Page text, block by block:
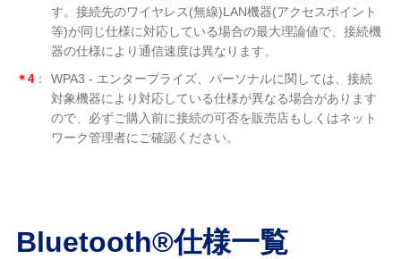
す。接続先のワイヤレス(無線)LAN機器(アクセスポイント
等)が同じ仕様に対応している場合の最大理論値で、接続機
器の仕様により通信速度は異なります。
＊4：
WPA3 - エンタープライズ、パーソナルに関しては、接続
対象機器により対応している仕様が異なる場合があります
ので、必ずご購入前に接続の可否を販売店もしくはネット
ワーク管理者にご確認ください。
Bluetooth®仕様一覧